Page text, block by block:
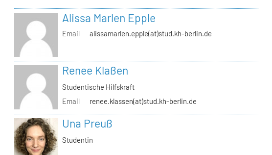
Alissa Marlen Epple
Email alissamarlen.epple(at)stud.kh-berlin.de
Renee Klaßen
Studentische Hilfskraft
Email
renee.klassen(at)stud.kh-berlin.de
Una Preuß
Studentin